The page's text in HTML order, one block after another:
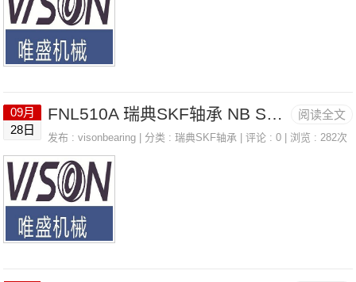
阅读全文
09月
28日
FNL510A 瑞典SKF轴承 NB SSP30A
发布 :visonbearing | 分类 :瑞典SKF轴承 | 评论 : 0 | 浏览 : 282次